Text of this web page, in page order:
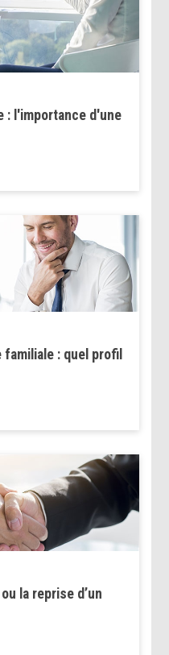
: l'importance d'une
: quel profil
la reprise d’un